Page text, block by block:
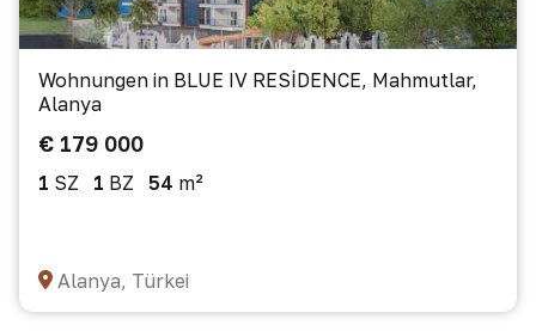
Wohnungen in BLUE IV RESİDENCE, Mahmutlar,
Alanya
€ 179 000
1 SZ 1 BZ 54 m²
Alanya, Türkei